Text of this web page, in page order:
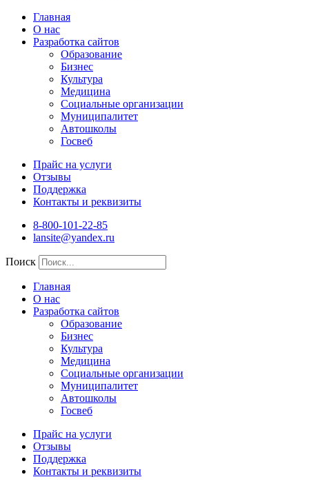
Главная
О нас
Разработка сайтов
Образование
Бизнес
Культура
Медицина
Социальные организации
Муниципалитет
Автошколы
Госвеб
Прайс на услуги
Отзывы
Поддержка
Контакты и реквизиты
8-800-101-22-85
lansite@yandex.ru
Поиск
Главная
О нас
Разработка сайтов
Образование
Бизнес
Культура
Медицина
Социальные организации
Муниципалитет
Автошколы
Госвеб
Прайс на услуги
Отзывы
Поддержка
Контакты и реквизиты